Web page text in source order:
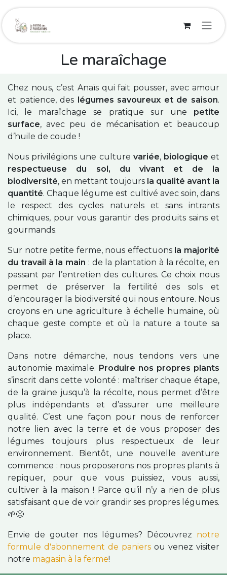
Se rendre au contenu
Le maraîchage
Chez nous, c’est Anaïs qui fait pousser, avec amour
et patience, des légumes savoureux et de saison.
Ici, le maraîchage se pratique sur une petite
surface, avec peu de mécanisation et beaucoup
d’huile de coude !
Nous privilégions une culture variée, biologiqueet
respectueuse du sol, du vivant et de la
biodiversité, en mettant toujours la qualité avant la
quantité. Chaque légume est cultivé avec soin, dans
le respect des cycles naturels et sans intrants
chimiques, pour vous garantir des produits sains et
gourmands.
Sur notre petite ferme, nous effectuons la majorité
du travail à la main : de la plantation à la récolte, en
passant par l’entretien des cultures. Ce choix nous
permet de préserver la fertilité des sols et
d’encourager la biodiversité qui nous entoure. Nous
croyons en une agriculture à échelle humaine, où
chaque geste compte et où la nature a toute sa
place.
Dans notre démarche, nous tendons vers une
autonomie maximale. Produire nos propres plants
s’inscrit dans cette volonté : maîtriser chaque étape,
de la graine jusqu’à la récolte, nous permet d’être
plus indépendants et d’assurer une meilleure
qualité. C’est une façon pour nous de renforcer
notre lien avec la terre et de vous proposer des
légumes toujours plus respectueux de leur
environnement. Bientôt, une nouvelle aventure
commence : nous proposerons nos propres plants à
repiquer, pour que vous puissiez, vous aussi,
cultiver à la maison ! Parce qu’il n’y a rien de plus
satisfaisant que de voir grandir ses propres légumes.
🌱😊
Envie de gouter nos légumes? Découvrez notre
formule d'abonnement de paniers ou venez visiter
notre magasin à la ferme!